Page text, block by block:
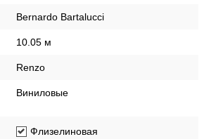
Bernardo Bartalucci
10.05 м
Renzo
Виниловые
Флизелиновая